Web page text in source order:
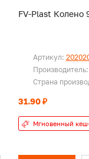
FV-Plast Колено
Артикул:
Производитель:
Страна
31.90 ₽
Мгновенный